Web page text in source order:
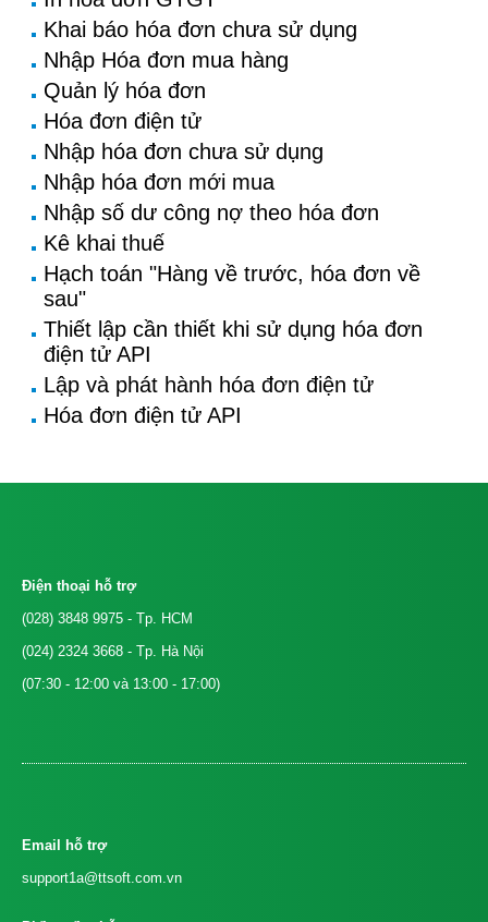
Khai báo hóa đơn chưa sử dụng
Nhập Hóa đơn mua hàng
Quản lý hóa đơn
Hóa đơn điện tử
Nhập hóa đơn chưa sử dụng
Nhập hóa đơn mới mua
Nhập số dư công nợ theo hóa đơn
Kê khai thuế
Hạch toán "Hàng về trước, hóa đơn về
sau"
Thiết lập cần thiết khi sử dụng hóa đơn
điện tử API
Lập và phát hành hóa đơn điện tử
Hóa đơn điện tử API
Điện thoại hỗ trợ
(028) 3848 9975 - Tp. HCM
(024) 2324 3668 - Tp. Hà Nội
(07:30 - 12:00 và 13:00 - 17:00)
Email hỗ trợ
support1a@ttsoft.com.vn